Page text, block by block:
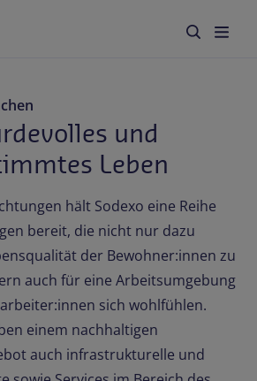
und
Leben
hält Sodexo eine Reihe
bereit, die nicht nur dazu
der Bewohner:innen zu
auch für eine Arbeitsumgebung
sich wohlfühlen.
einem nachhaltigen
auch infrastrukturelle und